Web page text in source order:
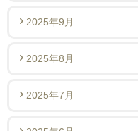
2025年9月
2025年8月
2025年7月